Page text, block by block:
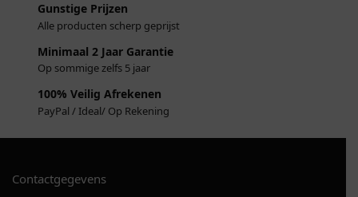
Gunstige Prijzen
Alle producten scherp geprijst
Minimaal 2 Jaar Garantie
Op sommige zelfs 5 jaar
100% Veilig Afrekenen
PayPal / Ideal/ Op Rekening
Contactgegevens